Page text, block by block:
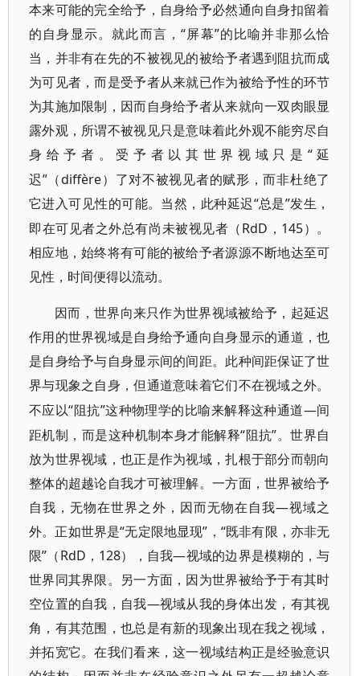
本来可能的完全给予，自身给予必然通向自身扣留着
的自身显示。就此而言，“屏幕”的比喻并非那么恰
当，并非有在先的不被视见的被给予者遇到阻抗而成
为可见者，而是受予者从来就已作为被给予性的环节
为其施加限制，因而自身给予者从来就向一双肉眼显
露外观，所谓不被视见只是意味着此外观不能穷尽自
身给予者。受予者以其世界 视域只是 “延
迟”（diffère）了对不被视见者的赋形，而非杜绝了
它进入可见性的可能。当然，此种延迟“总是”发生，
即在可见者之外总有尚未被视见者（RdD，145）。
相应地，始终将有可能的被给予者源源不断地达至可
见性，时间便得以流动。
因而，世界向来只作为世界视域被给予，起延迟
作用的世界视域是自身给予通向自身显示的通道，也
是自身给予与自身显示间的间距。此种间距保证了世
界与现象之自身，但通道意味着它们不在视域之外。
不应以“阻抗”这种物理学的比喻来解释这种通道—间
距机制，而是这种机制本身才能解释“阻抗”。世界自
放为世界视域，也正是作为视域，扎根于部分而朝向
整体的超越论自我才可被理解。一方面，世界被给予
自我，无物在世界之外，因而无物在自我—视域之
外。正如世界是“无定限地显现”，“既非有限，亦非无
限”（RdD，128），自我—视域的边界是模糊的，与
世界同其界限。另一方面，因为世界被给予于有其时
空位置的自我，自我—视域从我的身体出发，有其视
角，有其范围，也总是有新的现象出现在我之视域，
并拓宽它。在我们看来，这一视域结构正是经验意识